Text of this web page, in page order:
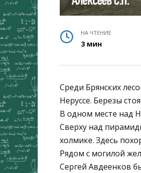
НА ЧТЕНИЕ
3 мин
Среди Брянских
Неруссе. Березы
В одном месте над
Сверху над
холмике. Здесь
Рядом с могилой
Сергей Авдеенков